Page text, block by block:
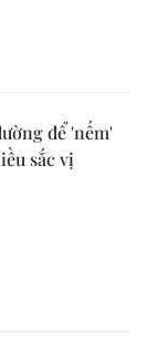
để 'nếm'
sắc vị